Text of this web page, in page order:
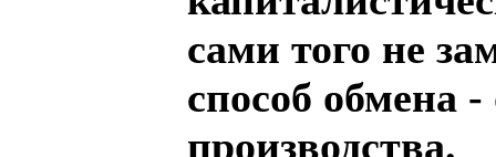
сами того не
способ обмена
производства.